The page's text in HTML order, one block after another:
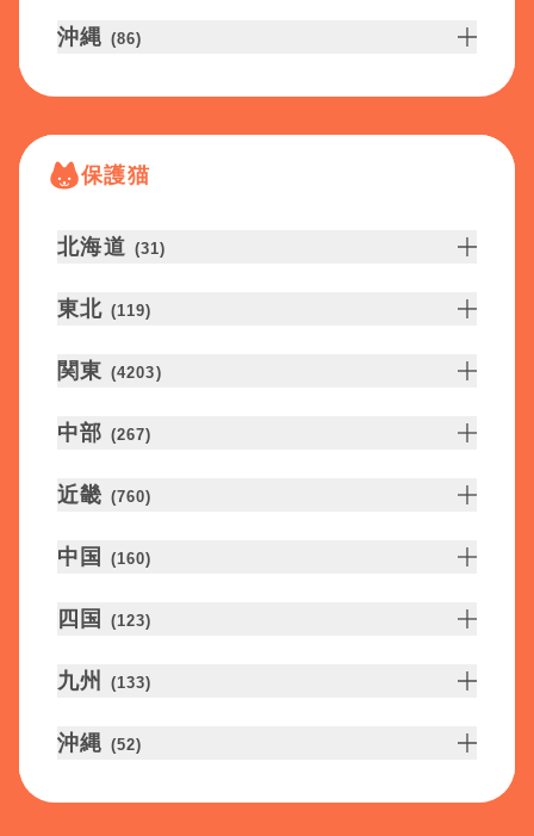
沖縄 (86)
保護猫
北海道 (31)
東北 (119)
関東 (4203)
中部 (267)
近畿 (760)
中国 (160)
四国 (123)
九州 (133)
沖縄 (52)